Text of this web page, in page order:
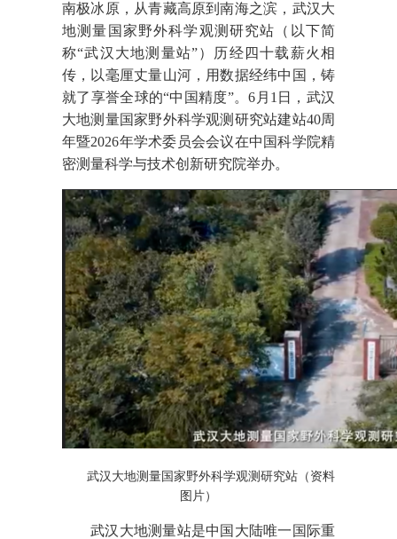
南极冰原，从青藏高原到南海之滨，武汉大
地测量国家野外科学观测研究站（以下简
称“武汉大地测量站”）历经四十载薪火相
传，以毫厘丈量山河，用数据经纬中国，铸
就了享誉全球的“中国精度”。6月1日，武汉
大地测量国家野外科学观测研究站建站40周
年暨2026年学术委员会会议在中国科学院精
密测量科学与技术创新研究院举办。
武汉大地测量国家野外科学观测研究站（资料
图片）
武汉大地测量站是中国大陆唯一国际重